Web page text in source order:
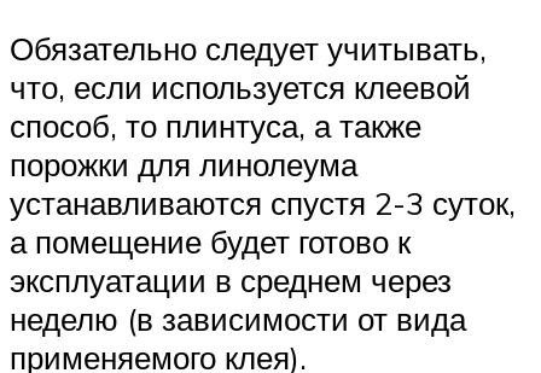
Обязательно следует учитывать,
что, если используется клеевой
способ, то плинтуса, а также
порожки для линолеума
устанавливаются спустя 2-3 суток,
а помещение будет готово к
эксплуатации в среднем через
неделю (в зависимости от вида
применяемого клея).